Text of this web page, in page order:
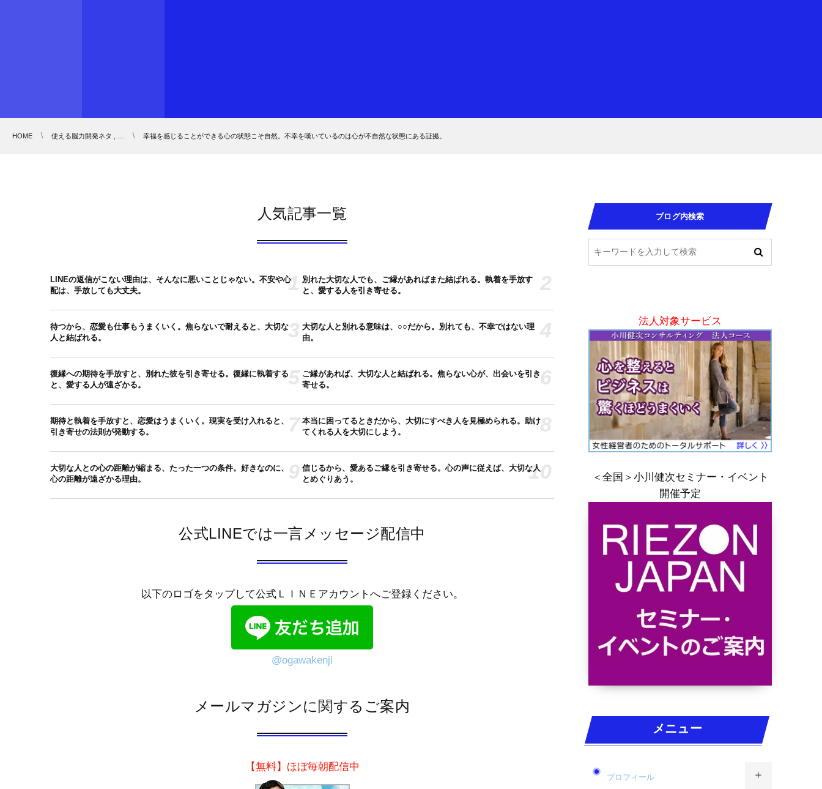
HOME 使える脳力開発ネタ , … 幸福を感じることができる心の状態こそ自然。不幸を嘆いているのは心が不自然な状態にある証拠。
人気記事一覧
LINEの返信がこない理由は、そんなに悪いことじゃない。不安や心
配は、手放しても大丈夫。
1 別れた大切な人でも、ご縁があればまた結ばれる。執着を手放す
と、愛する人を引き寄せる。
2
待つから、恋愛も仕事もうまくいく。焦らないで耐えると、大切な
人と結ばれる。
3 大切な人と別れる意味は、○○だから。別れても、不幸ではない理
由。
4
復縁への期待を手放すと、別れた彼を引き寄せる。復縁に執着する
と、愛する人が遠ざかる。
5 ご縁があれば、大切な人と結ばれる。焦らない心が、出会いを引き
寄せる。
6
期待と執着を手放すと、恋愛はうまくいく。現実を受け入れると、
引き寄せの法則が発動する。
7 本当に困ってるときだから、大切にすべき人を見極められる。助け
てくれる人を大切にしよう。
8
大切な人との心の距離が縮まる、たった一つの条件。好きなのに、
心の距離が遠ざかる理由。
9 信じるから、愛あるご縁を引き寄せる。心の声に従えば、大切な人
とめぐりあう。
10
公式LINEでは一言メッセージ配信中
以下のロゴをタップして公式ＬＩＮＥアカウントへご登録ください。
@ogawakenji
メールマガジンに関するご案内
【無料】ほぼ毎朝配信中
ブログ内検索
法人対象サービス
＜全国＞小川健次セミナー・イベント
開催予定
メニュー
プロフィール